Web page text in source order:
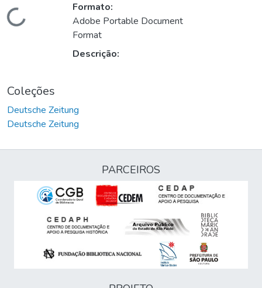
Carregando...
Formato:
Adobe Portable Document
Format
Descrição:
Coleções
Deutsche Zeitung
Deutsche Zeitung
PARCEIROS